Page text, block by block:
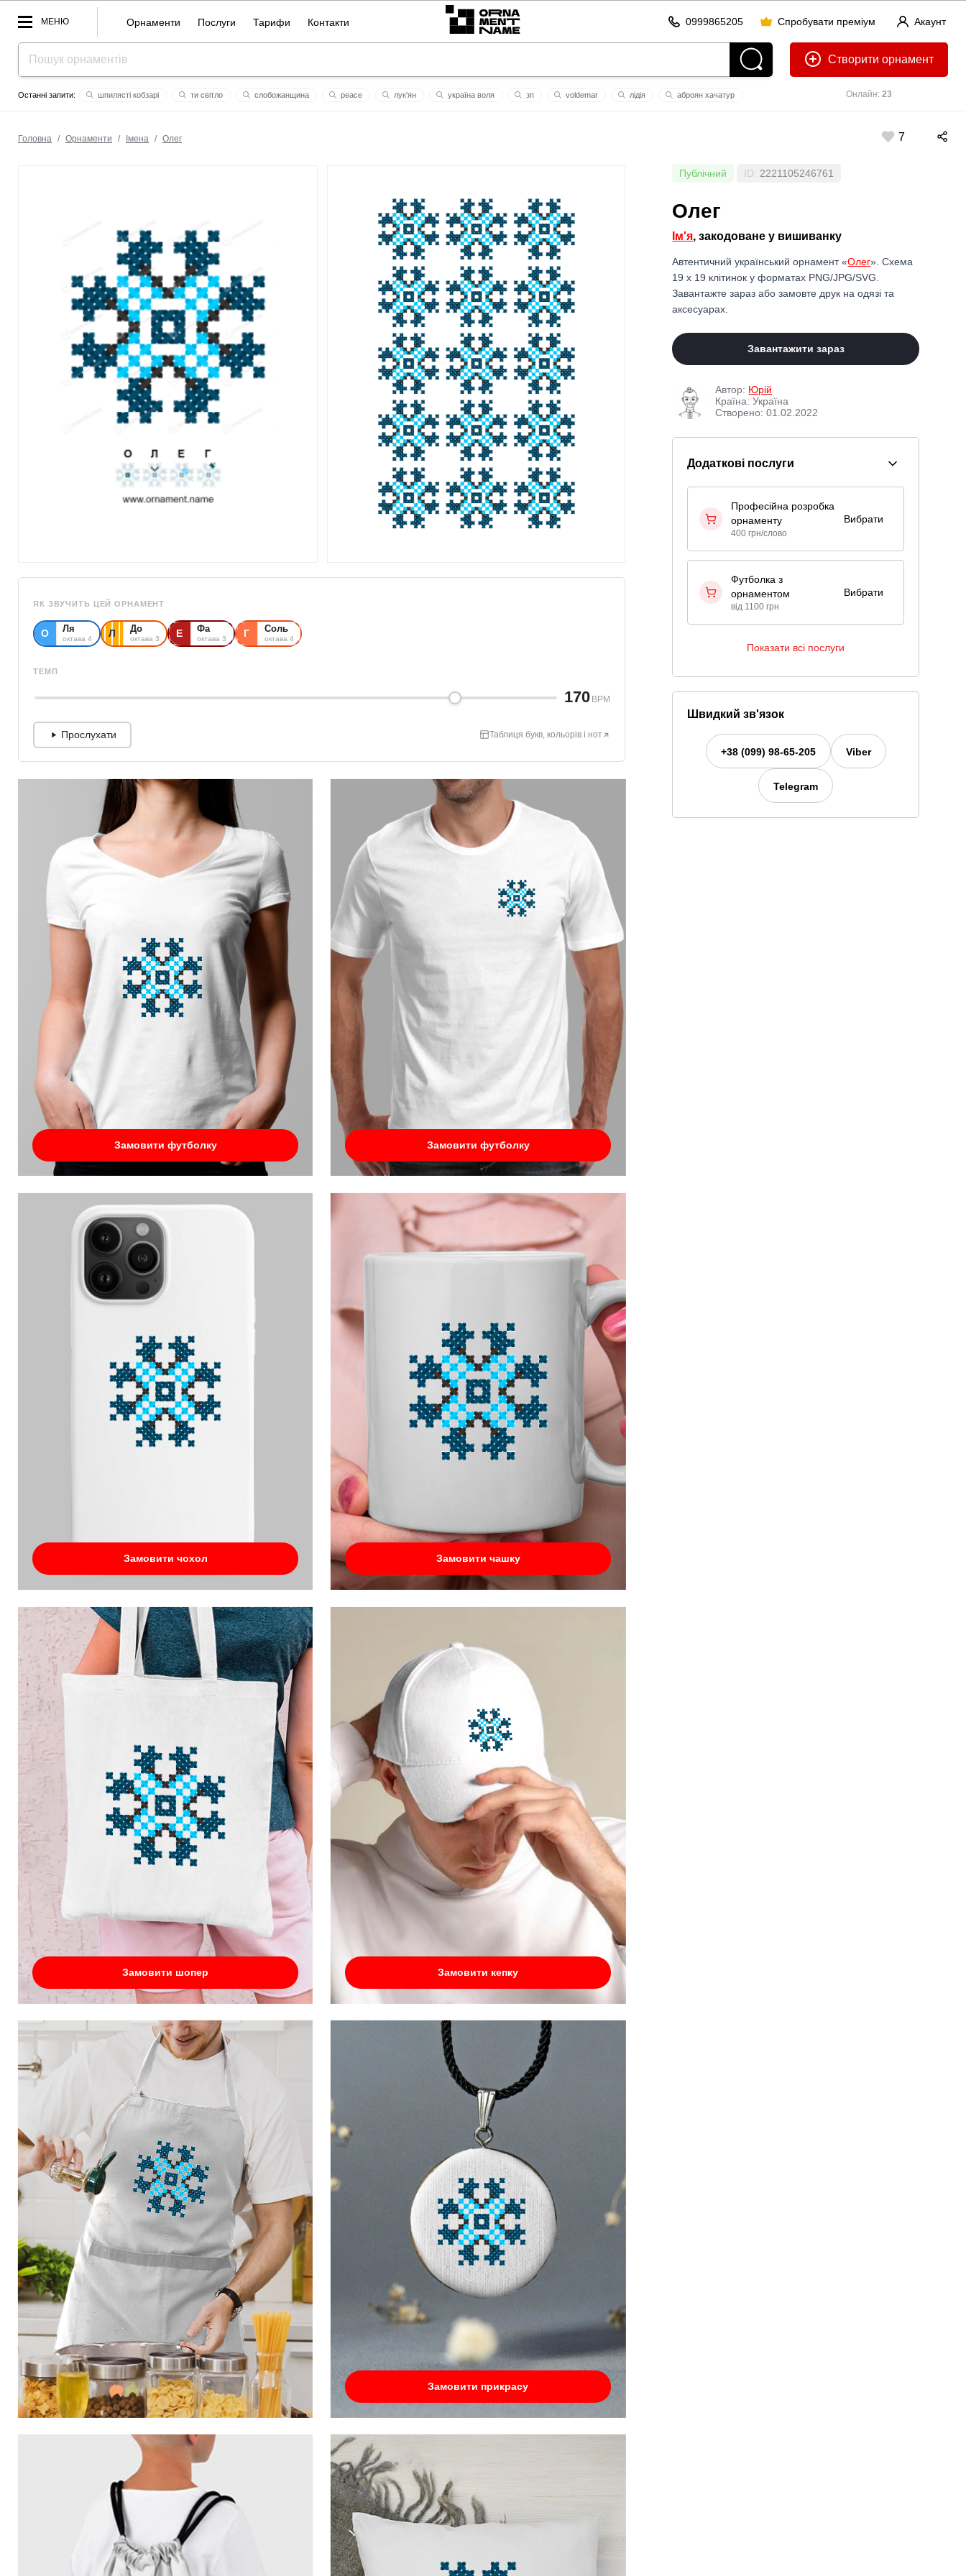
МЕНЮ Орнаменти Послуги Тарифи Контакти Акаунт
0999865205 Спробувати преміум
Створити
Онлайн: 23
шпилясті кобзарі ти світло слобожанщина peace лук'ян україна воля зп voldеmar лідія
аброян хачатур
Головна / Орнаменти / Імена / Олег 7
Замовити футболку Замовити футболку
Замовити чохол Замовити чашку
Замовити шопер Замовити кепку
Замовити прикрасу
ЯК ЗВУЧИТЬ ЦЕЙ ОРНАМЕНТ
О Ля
октава 4 Л До
октава 3 Е Фа
октава 3 Г Соль
октава 4
ТЕМП
170 BPM
Прослухати Таблиця букв, кольорів і нот
Публічний ID: 2221105246761
Олег
Ім'я, закодоване у вишиванку
Автентичний український орнамент «Олег». Схема
19 x 19 клітинок у форматах PNG/JPG/SVG.
Завантажте зараз або замовте друк на одязі та
аксесуарах.
Завантажити зараз
Автор: Юрій
Країна: Україна
Створено: 01.02.2022
Додаткові послуги
Професійна розробка
орнаменту
400 грн/слово
Вибрати
Футболка з
орнаментом
від 1100 грн
Вибрати
Показати всі послуги
Швидкий зв'язок
+38 (099) 98-65-205 Viber
Telegram